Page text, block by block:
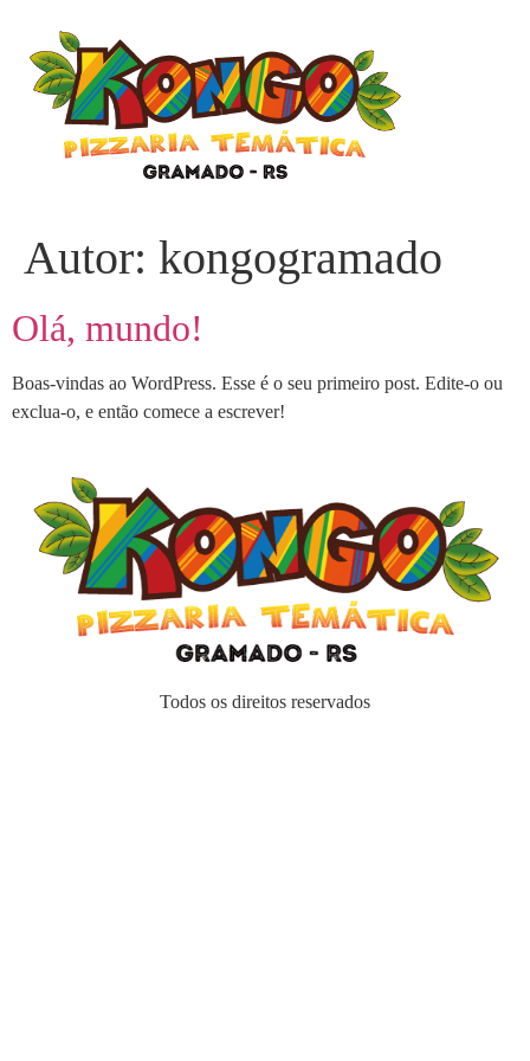
Autor: kongogramado
Olá, mundo!
Boas-vindas ao WordPress. Esse é o seu primeiro post. Edite-o ou
exclua-o, e então comece a escrever!
Todos os direitos reservados